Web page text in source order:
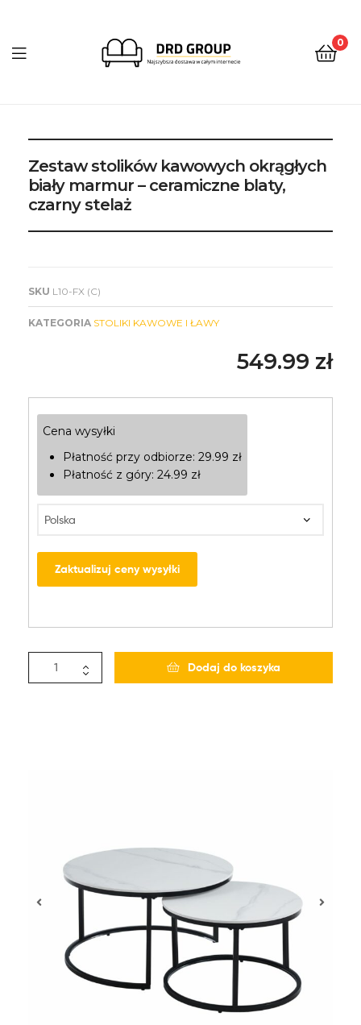
Group
0
Zestaw stolików kawowych okrągłych
biały marmur – ceramiczne blaty,
czarny stelaż
SKU L10-FX (C)
KATEGORIA STOLIKI KAWOWE I ŁAWY
549.99 zł
Cena wysyłki
Płatność przy odbiorze: 29.99 zł
Płatność z góry: 24.99 zł
Zaktualizuj ceny wysyłki
Dodaj do koszyka